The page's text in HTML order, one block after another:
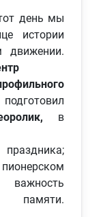
день мы
истории
движении.
подготовил
в
важность
памяти.